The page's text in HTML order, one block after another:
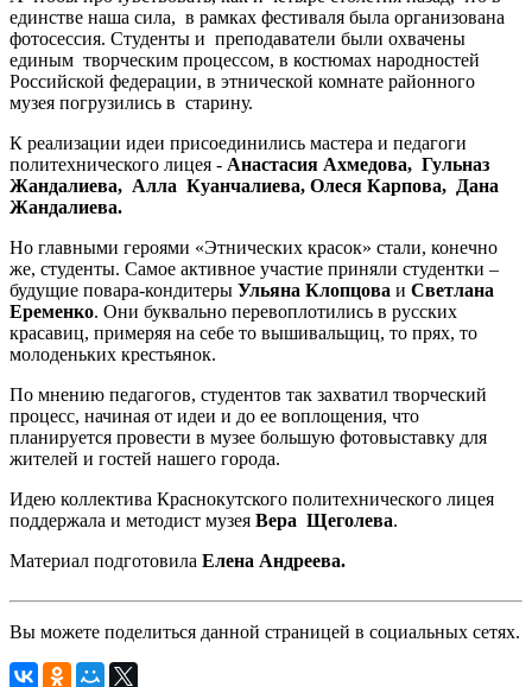
единстве наша сила, в рамках фестиваля была организована
фотосессия. Студенты и преподаватели были охвачены
единым творческим процессом, в костюмах народностей
Российской федерации, в этнической комнате районного
музея погрузились в старину.
К реализации идеи присоединились мастера и педагоги
политехнического лицея - Анастасия Ахмедова, Гульназ
Жандалиева, Алла Куанчалиева, Олеся Карпова, Дана
Жандалиева.
Но главными героями «Этнических красок» стали, конечно
же, студенты. Самое активное участие приняли студентки –
будущие повара-кондитеры Ульяна Клопцова и Светлана
Еременко. Они буквально перевоплотились в русских
красавиц, примеряя на себе то вышивальщиц, то прях, то
молоденьких крестьянок.
По мнению педагогов, студентов так захватил творческий
процесс, начиная от идеи и до ее воплощения, что
планируется провести в музее большую фотовыставку для
жителей и гостей нашего города.
Идею коллектива Краснокутского политехнического лицея
поддержала и методист музея Вера Щеголева.
Материал подготовила Елена Андреева.
Вы можете поделиться данной страницей в социальных сетях.